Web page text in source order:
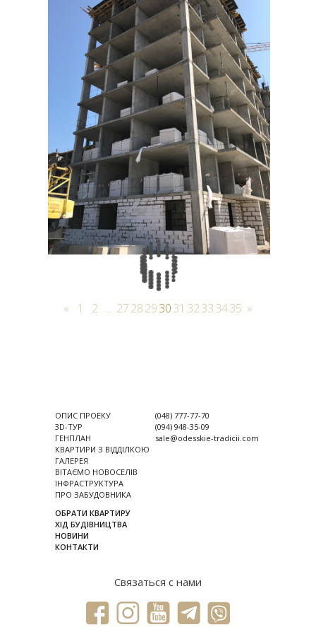
« 1 2 ... 2728293031 32333435 »
ОПИС ПРОЕКУ
3D-ТУР
ГЕНПЛАН
КВАРТИРИ З ВІДДІЛКОЮ
ГАЛЕРЕЯ
ВІТАЄМО НОВОСЕЛІВ
ІНФРАСТРУКТУРА
ПРО ЗАБУДОВНИКА
ОБРАТИ КВАРТИРУ
ХІД БУДІВНИЦТВА
НОВИНИ
КОНТАКТИ
(048) 777-77-70
(094) 948-35-09
sale@odesskie-tradicii.com
Связаться с нами